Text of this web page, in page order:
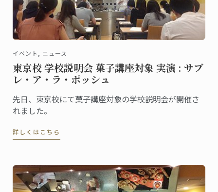
イベント, ニュース
東京校 学校説明会 菓子講座対象 実演 : サブ
レ・ア・ラ・ポッシュ
先日、東京校にて菓子講座対象の学校説明会が開催さ
れました。
詳しくはこちら